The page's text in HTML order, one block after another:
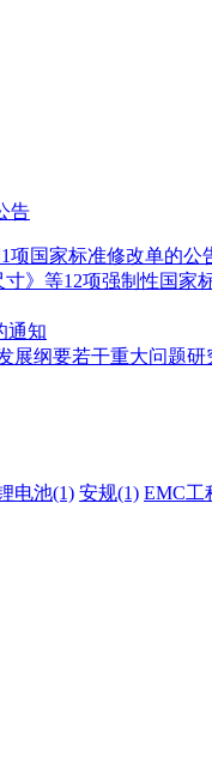
告
项国家标准修改单的公
》等12项强制性国家
通知
展纲要若干重大问题研
电池(1) 安规(1) EMC工